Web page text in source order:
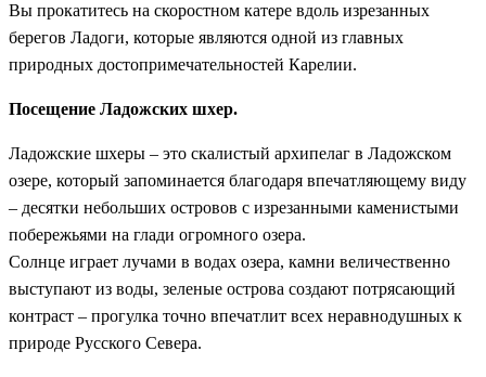
Вы прокатитесь на скоростном катере вдоль изрезанных
берегов Ладоги, которые являются одной из главных
природных достопримечательностей Карелии.
Посещение Ладожских шхер.
Ладожские шхеры – это скалистый архипелаг в Ладожском
озере, который запоминается благодаря впечатляющему виду
– десятки небольших островов с изрезанными каменистыми
побережьями на глади огромного озера.
Солнце играет лучами в водах озера, камни величественно
выступают из воды, зеленые острова создают потрясающий
контраст – прогулка точно впечатлит всех неравнодушных к
природе Русского Севера.